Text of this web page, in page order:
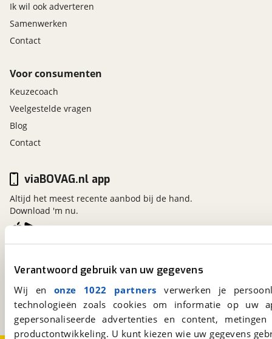
Verantwoord gebruik van uw gegevens
Wij en onze 1022 partners verwerken je
technologieën zoals cookies om informatie op
gepersonaliseerde advertenties en content,
productontwikkeling. U kunt kiezen wie uw gegevens
Ik wil ook adverteren
Samenwerken
Contact
Voor consumenten
Keuzecoach
Veelgestelde vragen
Blog
Contact
Kosterijland15
Een initiatief van
BOVAG
viaBOVAG.nl app
Altijd het meest recente aanbod bij de hand.
Download 'm nu.